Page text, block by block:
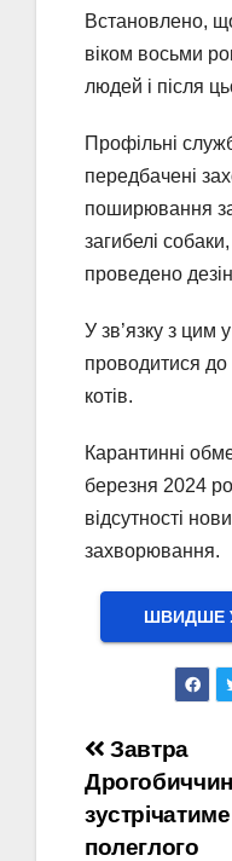
Встановлено,
віком восьми
людей і після
Профільні
передбачені
поширювання
загибелі
проведено
У зв’язку з цим
проводитися до
котів.
Карантинні
березня 2024
відсутності
захворювання.
ШВИДШЕ
записів
Завтра
зустрічатиме
полеглого